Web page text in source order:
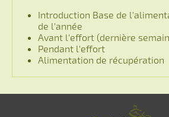
Introduction Base de
de l'année
Avant l'effort (dernière
Pendant l'effort
Alimentation de récupération